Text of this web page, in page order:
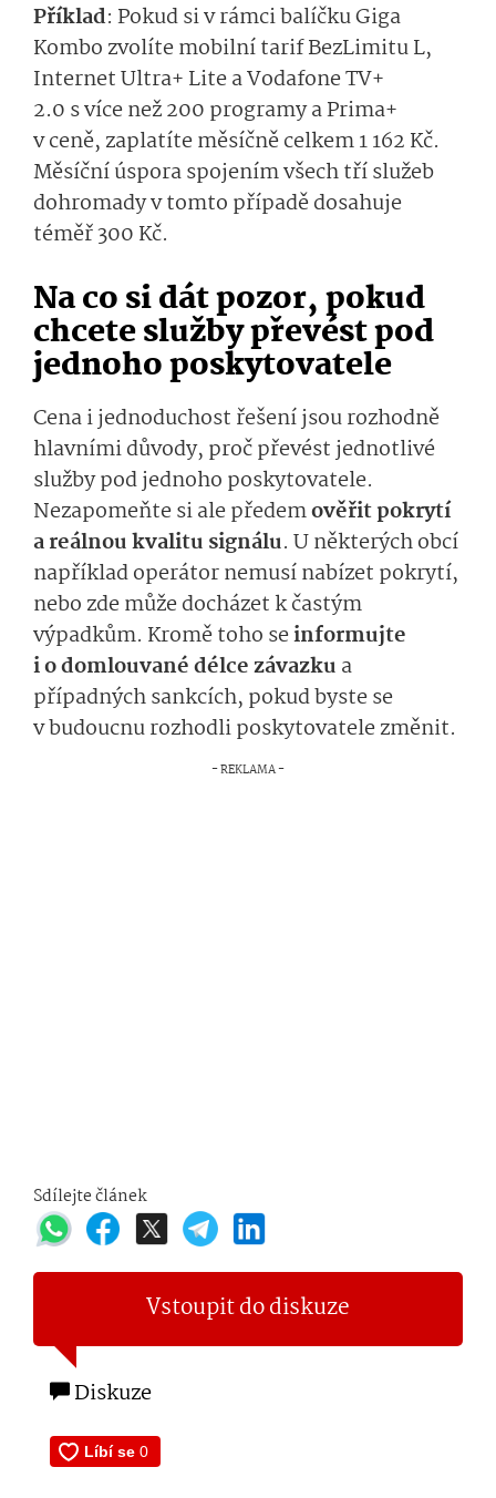
Příklad: Pokud si v rámci balíčku Giga
Kombo zvolíte mobilní tarif BezLimitu L,
Internet Ultra+ Lite a Vodafone TV+
2.0 s více než 200 programy a Prima+
v ceně, zaplatíte měsíčně celkem 1 162 Kč.
Měsíční úspora spojením všech tří služeb
dohromady v tomto případě dosahuje
téměř 300 Kč.
Na co si dát pozor, pokud
chcete služby převést pod
jednoho poskytovatele
Cena i jednoduchost řešení jsou rozhodně
hlavními důvody, proč převést jednotlivé
služby pod jednoho poskytovatele.
Nezapomeňte si ale předemověřit pokrytí
a reálnou kvalitu signálu. U některých obcí
například operátor nemusí nabízet pokrytí,
nebo zde může docházet k častým
výpadkům. Kromě toho seinformujte
i o domlouvané délce závazku a
případných sankcích, pokud byste se
v budoucnu rozhodli poskytovatele změnit.
Sdílejte článek
Vstoupit do diskuze
Diskuze